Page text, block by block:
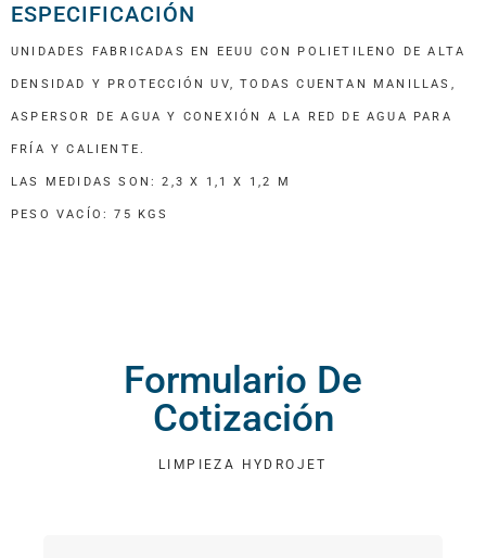
ESPECIFICACIÓN
UNIDADES FABRICADAS EN EEUU CON POLIETILENO DE ALTA
DENSIDAD Y PROTECCIÓN UV, TODAS CUENTAN MANILLAS,
ASPERSOR DE AGUA Y CONEXIÓN A LA RED DE AGUA PARA
FRÍA Y CALIENTE.
LAS MEDIDAS SON: 2,3 X 1,1 X 1,2 M
PESO VACÍO: 75 KGS
Formulario De
Cotización
LIMPIEZA HYDROJET